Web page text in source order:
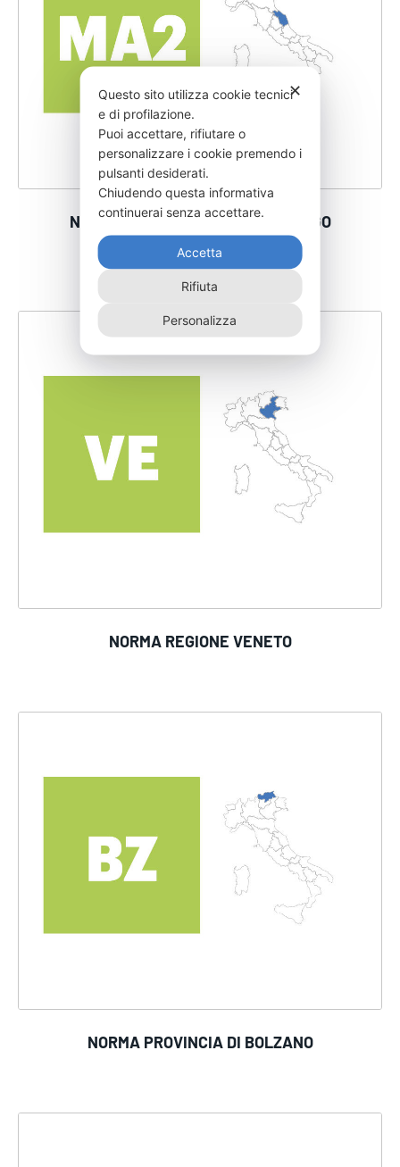
NORME REGIONALI MARCHE SPURGO
SEMESTRALE
NORMA REGIONE VENETO
NORMA PROVINCIA DI BOLZANO
✕
Questo sito utilizza cookie tecnici
e di profilazione.
Puoi accettare, rifiutare o
personalizzare i cookie premendo i
pulsanti desiderati.
Chiudendo questa informativa
continuerai senza accettare.
Accetta
Rifiuta
Personalizza